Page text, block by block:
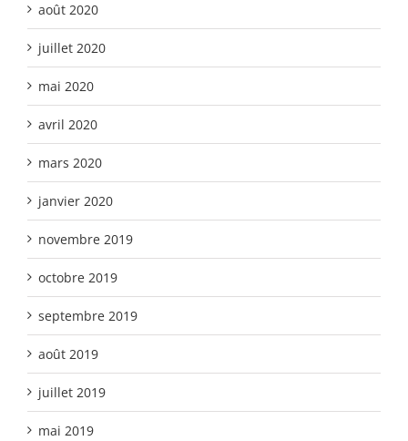
août 2020
juillet 2020
mai 2020
avril 2020
mars 2020
janvier 2020
novembre 2019
octobre 2019
septembre 2019
août 2019
juillet 2019
mai 2019